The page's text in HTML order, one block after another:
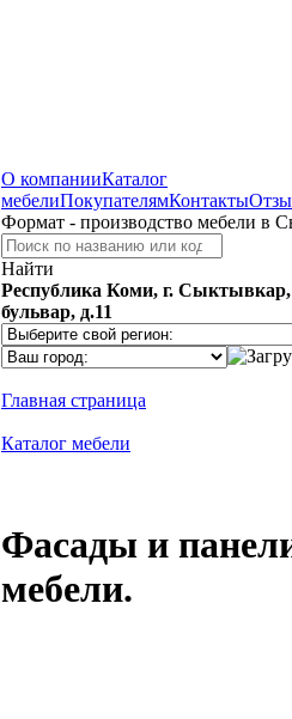
О компанииКаталог
мебелиПокупателямКонтакты
Формат - производство мебели в
Найти
Республика Коми, г.
бульвар, д.11
Главная страница
Каталог мебели
Фасады и
мебели.